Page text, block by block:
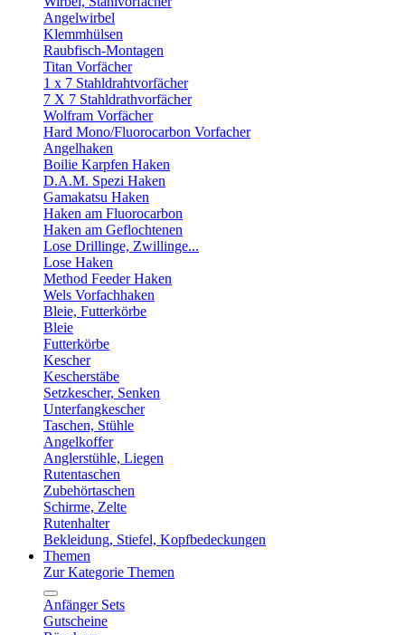
Angelwirbel
Klemmhülsen
Raubfisch-Montagen
Titan Vorfächer
1 x 7 Stahldrahtvorfächer
7 X 7 Stahldrathvorfächer
Wolfram Vorfächer
Hard Mono/Fluorocarbon Vorfacher
Angelhaken
Boilie Karpfen Haken
D.A.M. Spezi Haken
Gamakatsu Haken
Haken am Fluorocarbon
Haken am Geflochtenen
Lose Drillinge, Zwillinge...
Lose Haken
Method Feeder Haken
Wels Vorfachhaken
Bleie, Futterkörbe
Bleie
Futterkörbe
Kescher
Kescherstäbe
Setzkescher, Senken
Unterfangkescher
Taschen, Stühle
Angelkoffer
Anglerstühle, Liegen
Rutentaschen
Zubehörtaschen
Schirme, Zelte
Rutenhalter
Bekleidung, Stiefel, Kopfbedeckungen
Themen
Zur Kategorie Themen
Anfänger Sets
Gutscheine